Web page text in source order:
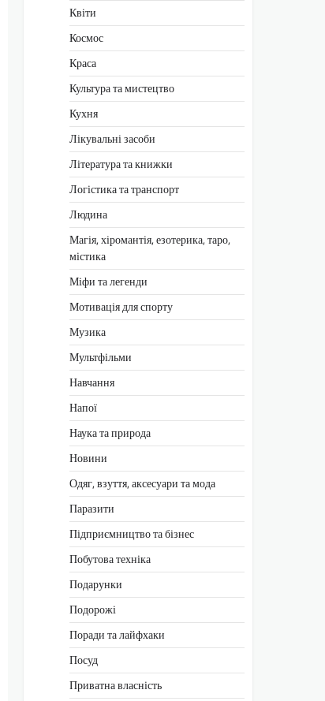
Квіти
Космос
Краса
Культура та мистецтво
Кухня
Лікувальні засоби
Література та книжки
Логістика та транспорт
Людина
Магія, хіромантія, езотерика, таро,
містика
Міфи та легенди
Мотивація для спорту
Музика
Мультфільми
Навчання
Напої
Наука та природа
Новини
Одяг, взуття, аксесуари та мода
Паразити
Підприємництво та бізнес
Побутова техніка
Подарунки
Подорожі
Поради та лайфхаки
Посуд
Приватна власність